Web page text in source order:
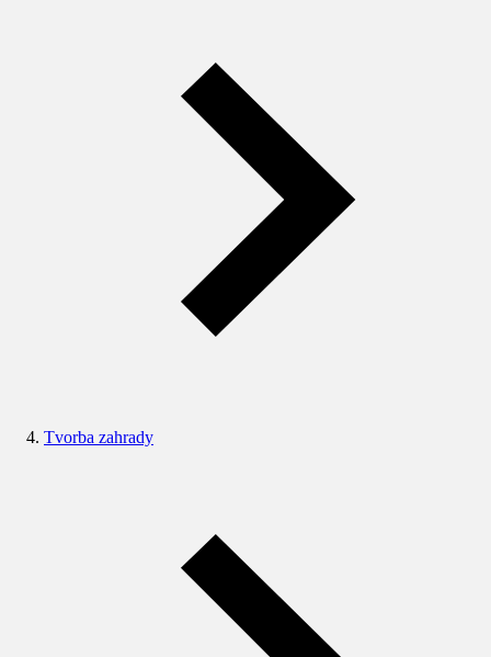
Tvorba zahrady